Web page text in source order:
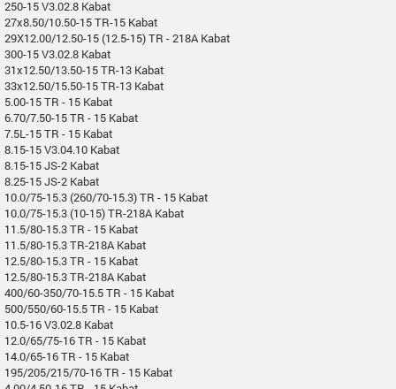
250-15 V3.02.8 Kabat
27x8.50/10.50-15 TR-15 Kabat
29X12.00/12.50-15 (12.5-15) TR - 218A Kabat
300-15 V3.02.8 Kabat
31x12.50/13.50-15 TR-13 Kabat
33x12.50/15.50-15 TR-13 Kabat
5.00-15 TR - 15 Kabat
6.70/7.50-15 TR - 15 Kabat
7.5L-15 TR - 15 Kabat
8.15-15 V3.04.10 Kabat
8.15-15 JS-2 Kabat
8.25-15 JS-2 Kabat
10.0/75-15.3 (260/70-15.3) TR - 15 Kabat
10.0/75-15.3 (10-15) TR-218A Kabat
11.5/80-15.3 TR - 15 Kabat
11.5/80-15.3 TR-218A Kabat
12.5/80-15.3 TR - 15 Kabat
12.5/80-15.3 TR-218A Kabat
400/60-350/70-15.5 TR - 15 Kabat
500/550/60-15.5 TR - 15 Kabat
10.5-16 V3.02.8 Kabat
12.0/65/75-16 TR - 15 Kabat
14.0/65-16 TR - 15 Kabat
195/205/215/70-16 TR - 15 Kabat